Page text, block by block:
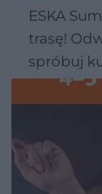
ESKA
trasę!
spróbuj
Wawelu